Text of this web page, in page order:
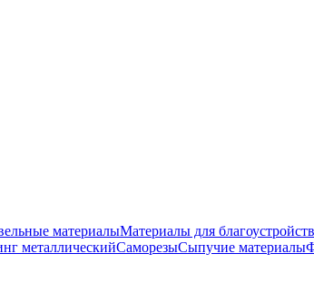
материалыМатериалы для
металлическийСаморезыСыпучие материалы